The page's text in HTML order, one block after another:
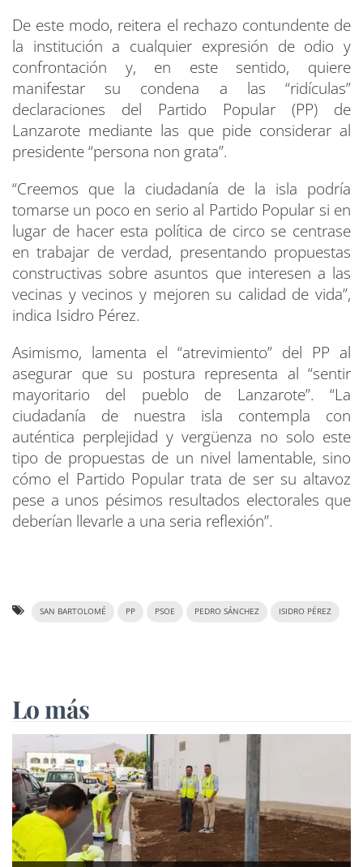
De este modo, reitera el rechazo contundente de
la institución a cualquier expresión de odio y
confrontación y, en este sentido, quiere
manifestar su condena a las “ridículas”
declaraciones del Partido Popular (PP) de
Lanzarote mediante las que pide considerar al
presidente “persona non grata”.
“Creemos que la ciudadanía de la isla podría
tomarse un poco en serio al Partido Popular si en
lugar de hacer esta política de circo se centrase
en trabajar de verdad, presentando propuestas
constructivas sobre asuntos que interesen a las
vecinas y vecinos y mejoren su calidad de vida”,
indica Isidro Pérez.
Asimismo, lamenta el “atrevimiento” del PP al
asegurar que su postura representa al “sentir
mayoritario del pueblo de Lanzarote”. “La
ciudadanía de nuestra isla contempla con
auténtica perplejidad y vergüenza no solo este
tipo de propuestas de un nivel lamentable, sino
cómo el Partido Popular trata de ser su altavoz
pese a unos pésimos resultados electorales que
deberían llevarle a una seria reflexión”.
SAN BARTOLOMÉ PP PSOE PEDRO SÁNCHEZ ISIDRO PÉREZ
Lo más